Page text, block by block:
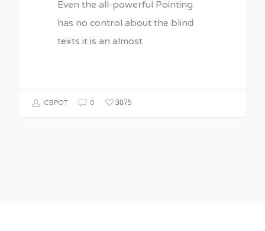
Even the all-powerful Pointing
has no control about the blind
texts it is an almost
CBPOT 0 3075